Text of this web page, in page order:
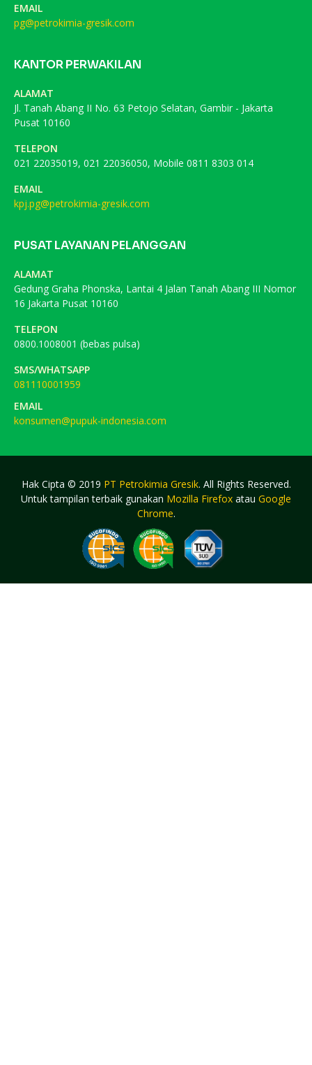
EMAIL
pg@petrokimia-gresik.com
KANTOR PERWAKILAN
ALAMAT
Jl. Tanah Abang II No. 63 Petojo Selatan, Gambir - Jakarta
Pusat 10160
TELEPON
021 22035019, 021 22036050, Mobile 0811 8303 014
EMAIL
kpj.pg@petrokimia-gresik.com
PUSAT LAYANAN PELANGGAN
ALAMAT
Gedung Graha Phonska, Lantai 4 Jalan Tanah Abang III Nomor
16 Jakarta Pusat 10160
TELEPON
0800.1008001 (bebas pulsa)
SMS/WHATSAPP
081110001959
EMAIL
konsumen@pupuk-indonesia.com
Hak Cipta © 2019 PT Petrokimia Gresik. All Rights Reserved.
Untuk tampilan terbaik gunakan Mozilla Firefox atau Google
Chrome.